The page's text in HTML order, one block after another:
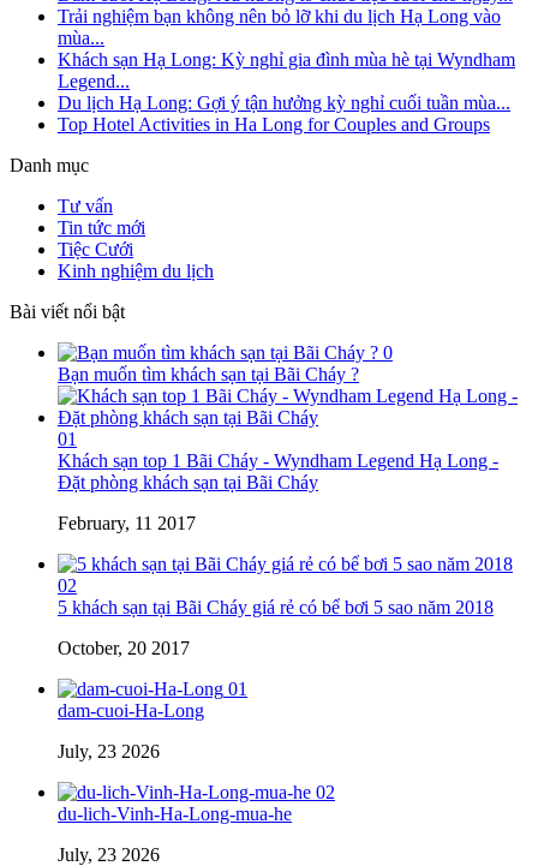
Trải nghiệm bạn không nên bỏ lỡ khi du lịch Hạ Long vào
mùa...
Khách sạn Hạ Long: Kỳ nghỉ gia đình mùa hè tại Wyndham
Legend...
Du lịch Hạ Long: Gợi ý tận hưởng kỳ nghỉ cuối tuần mùa...
Top Hotel Activities in Ha Long for Couples and Groups
Danh mục
Tư vấn
Tin tức mới
Tiệc Cưới
Kinh nghiệm du lịch
Bài viết nổi bật
0
Bạn muốn tìm khách sạn tại Bãi Cháy ?
01
Khách sạn top 1 Bãi Cháy - Wyndham Legend Hạ Long -
Đặt phòng khách sạn tại Bãi Cháy
February, 11 2017
02
5 khách sạn tại Bãi Cháy giá rẻ có bể bơi 5 sao năm 2018
October, 20 2017
01
dam-cuoi-Ha-Long
July, 23 2026
02
du-lich-Vinh-Ha-Long-mua-he
July, 23 2026